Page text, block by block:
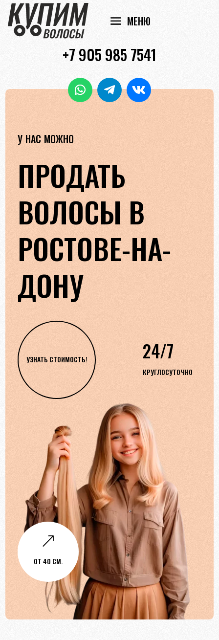
+7 905 985 7541
У НАС МОЖНО
ПРОДАТЬ
ВОЛОСЫ В
РОСТОВЕ-НА-
ДОНУ
УЗНАТЬ СТОИМОСТЬ! 24/7
КРУГЛОСУТОЧНО
&
ОТ 40 СМ.